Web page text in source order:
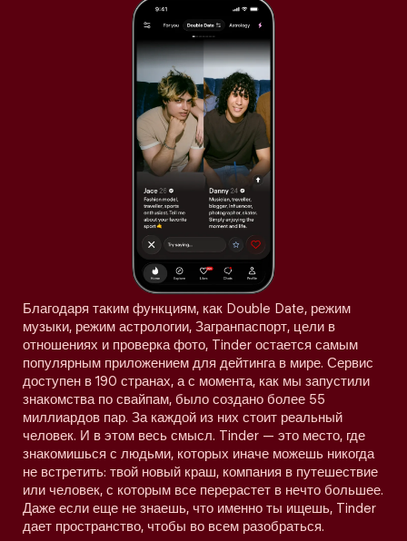
Благодаря таким функциям, как Double Date, режим
музыки, режим астрологии, Загранпаспорт, цели в
отношениях и проверка фото, Tinder остается самым
популярным приложением для дейтинга в мире. Сервис
доступен в 190 странах, а с момента, как мы запустили
знакомства по свайпам, было создано более 55
миллиардов пар. За каждой из них стоит реальный
человек. И в этом весь смысл. Tinder — это место, где
знакомишься с людьми, которых иначе можешь никогда
не встретить: твой новый краш, компания в путешествие
или человек, с которым все перерастет в нечто большее.
Даже если еще не знаешь, что именно ты ищешь, Tinder
дает пространство, чтобы во всем разобраться.